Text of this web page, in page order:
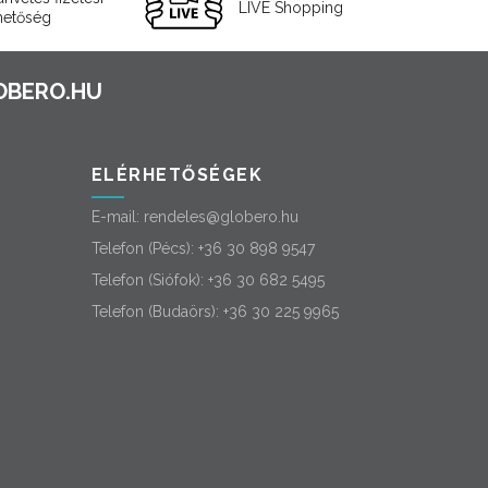
LIVE Shopping
ELÉRHETŐSÉGEK
E-mail: rendeles@globero.hu
Telefon (Pécs): +36 30 898 9547
Telefon (Siófok): +36 30 682 5495
Telefon (Budaörs): +36 30 225 9965